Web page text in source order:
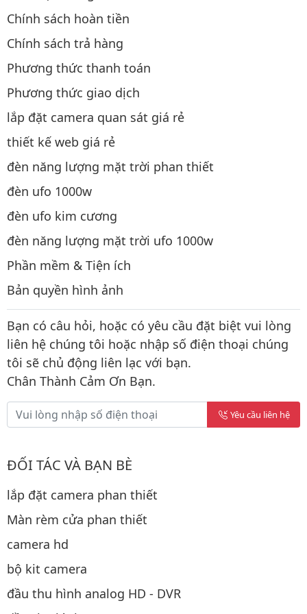
Chính sách hoàn tiền
Chính sách trả hàng
Phương thức thanh toán
Phương thức giao dịch
lắp đặt camera quan sát giá rẻ
thiết kế web giá rẻ
đèn năng lượng mặt trời phan thiết
đèn ufo 1000w
đèn ufo kim cương
đèn năng lượng mặt trời ufo 1000w
Phần mềm & Tiện ích
Bản quyền hình ảnh
Bạn có câu hỏi, hoặc có yêu cầu đặt biệt vui lòng
liên hệ chúng tôi hoặc nhập số điện thoại chúng
tôi sẽ chủ động liên lạc với bạn.
Chân Thành Cảm Ơn Bạn.
Yêu cầu liên hệ
ĐỐI TÁC VÀ BẠN BÈ
lắp đặt camera phan thiết
Màn rèm cửa phan thiết
camera hd
bộ kit camera
đầu thu hình analog HD - DVR